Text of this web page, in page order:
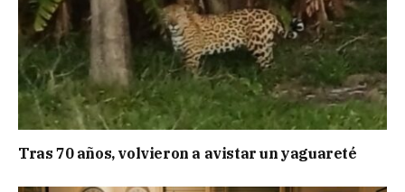
Tras 70 años, volvieron a avistar un yaguareté